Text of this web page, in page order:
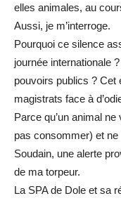
elles animales, au
Aussi, je m’interroge.
Pourquoi ce silence
journée internationale
pouvoirs publics ? Cet
magistrats face à
Parce qu’un animal
pas consommer) et ne
Soudain, une alerte
de ma torpeur.
La SPA de Dole et sa